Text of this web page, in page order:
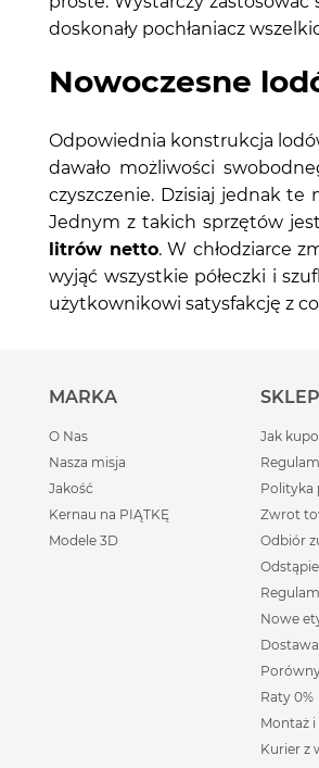
doskonały pochłaniacz
Nowoczesne
Odpowiednia konstrukcja
dawało możliwości
czyszczenie. Dzisiaj jednak
Jednym z takich sprzętów
litrów netto. W chłodziarce
wyjąć wszystkie półeczki i
użytkownikowi satysfakcję z
MARKA
O Nas
Nasza misja
Jakość
Kernau na PIĄTKĘ
Modele 3D
SKLEP
Jak
Polityka
Zwrot
Odbiór
Nowe
Raty 0%
Montaż i
Kurier z